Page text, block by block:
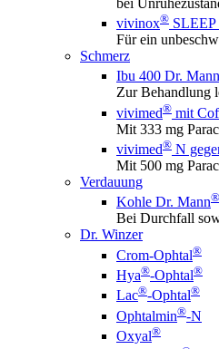
vivinox® SLEEP
Für ein
Schmerz
Ibu 400 Dr. Mann
Zur Behandlung
vivimed® mit
Mit 333 mg
vivimed® N
Mit 500 mg
Verdauung
Kohle Dr. Mann®
Bei Durchfall
Dr. Winzer
Crom-Ophtal®
Hya®-Ophtal®
Lac®-Ophtal®
Ophtalmin®-N
Oxyal®